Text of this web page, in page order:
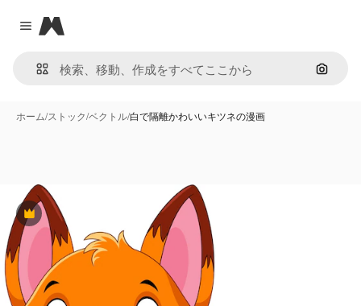
Close menu
Magnific
画像で
ホーム/ストック/ベクトル/白で隔離かわいいキツネの漫画
Premium